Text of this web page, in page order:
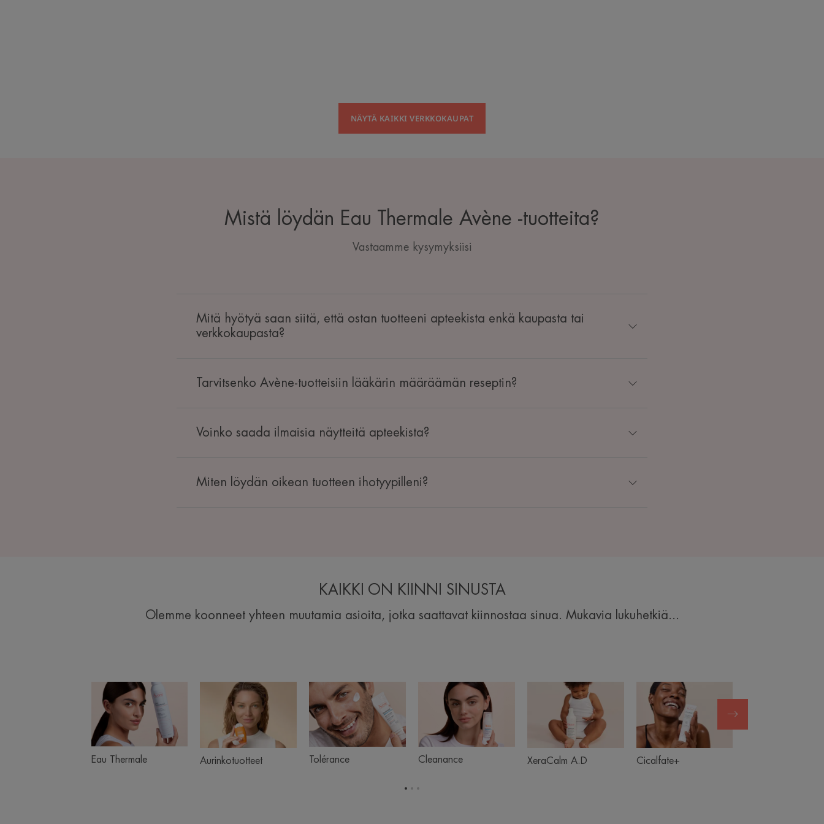
NÄYTÄ KAIKKI VERKKOKAUPAT
Mistä löydän Eau Thermale Avène -tuotteita?
Vastaamme kysymyksiisi
Mitä hyötyä saan siitä, että ostan tuotteeni apteekista enkä kaupasta tai
verkkokaupasta?
Tarvitsenko Avène-tuotteisiin lääkärin määräämän reseptin?
Voinko saada ilmaisia näytteitä apteekista?
Miten löydän oikean tuotteen ihotyypilleni?
KAIKKI ON KIINNI SINUSTA
Olemme koonneet yhteen muutamia asioita, jotka saattavat kiinnostaa sinua. Mukavia lukuhetkiä...
Product
ranges
slider
Eau
Thermale
Eau Thermale
Aurinkotuotteet
Aurinkotuotteet
Tolérance
Tolérance
Cleanance
Cleanance
XeraCalm
A.D
XeraCalm A.D
Cicalfate+
Cicalfate+